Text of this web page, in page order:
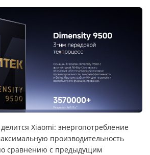
Xiaomi: энергопотребление
производительность
сравнению с предыдущим